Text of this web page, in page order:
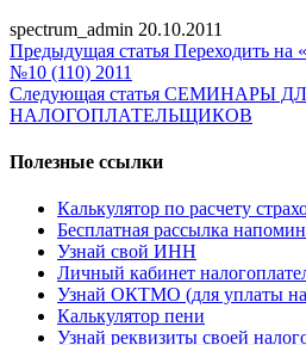
spectrum_admin 20.10.2011
Предыдущая статья Переходить на
№10 (110) 2011
Следующая статья СЕМИНАРЫ
НАЛОГОПЛАТЕЛЬЩИКОВ
Полезные ссылки
Калькулятор по расчету
Бесплатная рассылка
Узнай свой ИНН
Личный кабинет
Узнай ОКТМО (для уплаты
Калькулятор пени
Узнай реквизиты своей